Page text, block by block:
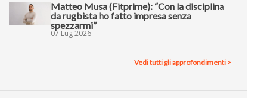
Matteo Musa (Fitprime): “Con la disciplina
da rugbista ho fatto impresa senza
spezzarmi”
07 Lug 2026
Vedi tutti gli approfondimenti >